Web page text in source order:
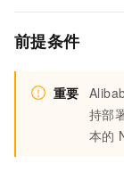
前提条件
重要
持部
本的